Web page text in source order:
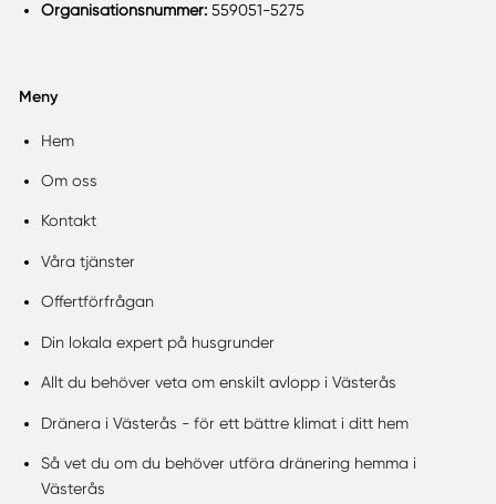
Organisationsnummer:559051-5275
Meny
Hem
Om oss
Kontakt
Våra tjänster
Offertförfrågan
Din lokala expert på husgrunder
Allt du behöver veta om enskilt avlopp i Västerås
Dränera i Västerås - för ett bättre klimat i ditt hem
Så vet du om du behöver utföra dränering hemma i
Västerås